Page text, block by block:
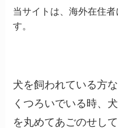
当サイトは、海外在住
す。
犬を飼われている方
くつろいでいる時、
を丸めてあごのせし